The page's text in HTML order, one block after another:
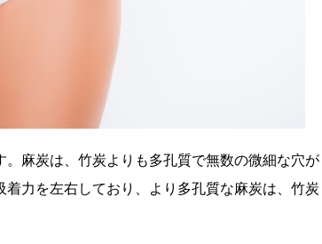
麻炭は、竹炭よりも多孔質で無数の微細な穴が
力を左右しており、より多孔質な麻炭は、竹炭